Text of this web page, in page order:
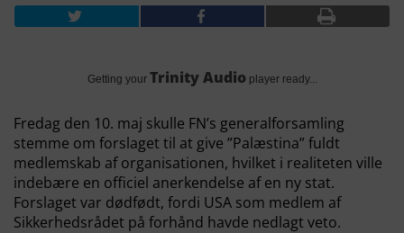
Getting your Trinity Audio player ready...
Fredag den 10. maj skulle FN’s generalforsamling
stemme om forslaget til at give ”Palæstina” fuldt
medlemskab af organisationen, hvilket i realiteten ville
indebære en officiel anerkendelse af en ny stat.
Forslaget var dødfødt, fordi USA som medlem af
Sikkerhedsrådet på forhånd havde nedlagt veto.